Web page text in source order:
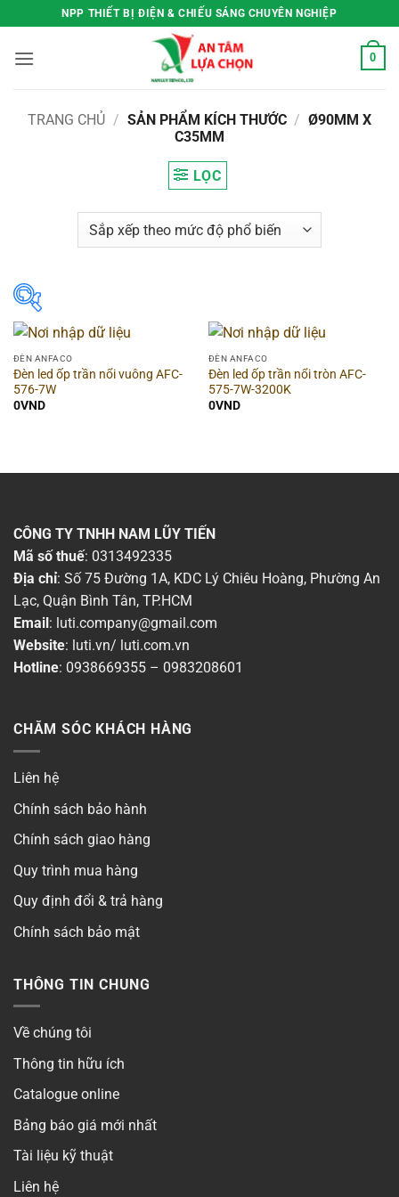
qua
nội
NPP THIẾT BỊ ĐIỆN & CHIẾU SÁNG CHUYÊN NGHIỆP
0
TRANG CHỦ / SẢN PHẨM KÍCH THƯỚC / Ø90MM X
C35MM
LỌC
Hình dạng
Dòng sản phẩm ▶
Chống nước (IP)
Màu sắc đèn
Công suất
Chiều ngang
Chiều cao
Quang thông
Khoét lỗ
Chip LED
Thời gian bảo hành
Số lõi
Điện áp
Kiểm định
Có
ĐÈN ANFACO
Đèn led ốp trần nổi vuông AFC-
576-7W
0VND
ĐÈN ANFACO
Đèn led ốp trần nổi tròn AFC-
575-7W-3200K
0VND
CÔNG TY TNHH NAM LŨY TIẾN
Mã số thuế: 0313492335
Địa chỉ: Số 75 Đường 1A, KDC Lý Chiêu Hoàng, Phường An
Lạc, Quận Bình Tân, TP.HCM
Email: luti.company@gmail.com
Website: luti.vn/ luti.com.vn
Hotline: 0938669355 – 0983208601
CHĂM SÓC KHÁCH HÀNG
Liên hệ
Chính sách bảo hành
Chính sách giao hàng
Quy trình mua hàng
Quy định đổi & trả hàng
Chính sách bảo mật
THÔNG TIN CHUNG
Về chúng tôi
Thông tin hữu ích
Catalogue online
Bảng báo giá mới nhất
Tài liệu kỹ thuật
Liên hệ